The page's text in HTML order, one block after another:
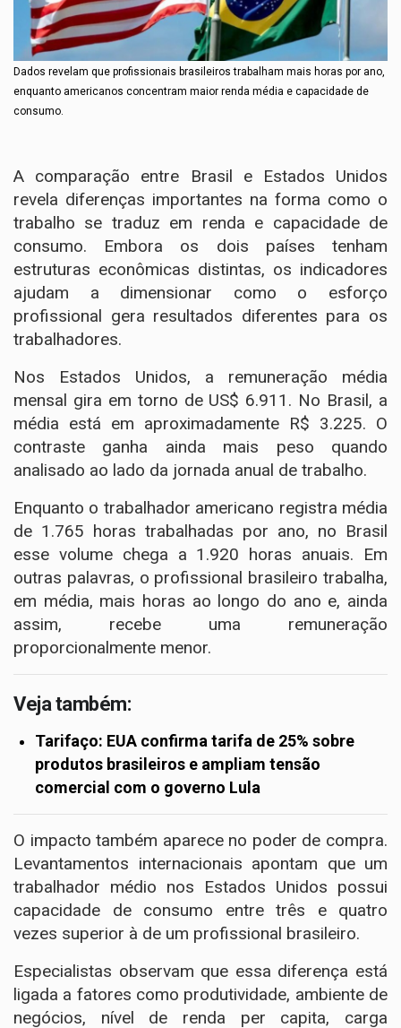
Dados revelam que profissionais brasileiros trabalham mais horas por ano,
enquanto americanos concentram maior renda média e capacidade de
consumo.
A comparação entre Brasil e Estados Unidos
revela diferenças importantes na forma como o
trabalho se traduz em renda e capacidade de
consumo. Embora os dois países tenham
estruturas econômicas distintas, os indicadores
ajudam a dimensionar como o esforço
profissional gera resultados diferentes para os
trabalhadores.
Nos Estados Unidos, a remuneração média
mensal gira em torno de US$ 6.911. No Brasil, a
média está em aproximadamente R$ 3.225. O
contraste ganha ainda mais peso quando
analisado ao lado da jornada anual de trabalho.
Enquanto o trabalhador americano registra média
de 1.765 horas trabalhadas por ano, no Brasil
esse volume chega a 1.920 horas anuais. Em
outras palavras, o profissional brasileiro trabalha,
em média, mais horas ao longo do ano e, ainda
assim, recebe uma remuneração
proporcionalmente menor.
Veja também:
Tarifaço: EUA confirma tarifa de 25% sobre
produtos brasileiros e ampliam tensão
comercial com o governo Lula
O impacto também aparece no poder de compra.
Levantamentos internacionais apontam que um
trabalhador médio nos Estados Unidos possui
capacidade de consumo entre três e quatro
vezes superior à de um profissional brasileiro.
Especialistas observam que essa diferença está
ligada a fatores como produtividade, ambiente de
negócios, nível de renda per capita, carga